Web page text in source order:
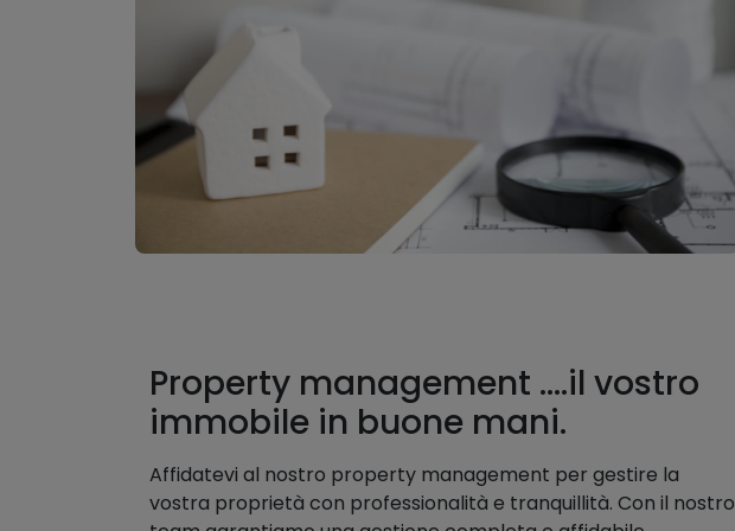
Property management ....il vostro
immobile in buone mani.
Affidatevi al nostro property management per gestire la
vostra proprietà con professionalità e tranquillità. Con il nostro